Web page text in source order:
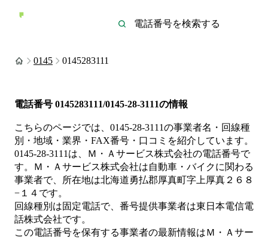
0145 0145283111
電話番号 0145283111/0145-28-3111の情報
こちらのページでは、 0145-28-3111の事業者名・回線種
別・地域・業界・FAX番号・口コミを紹介しています。
0145-28-3111 は、 Ｍ・Ａサービス株式会社の電話番号で
す。
Ｍ・Ａサービス株式会社は自動車・バイクに関わる
事業者で、所在地は北海道勇払郡厚真町字上厚真２６８
−１４ です。
回線種別は固定電話で、番号提供事業者は東日本電信電
話株式会社です。
この電話番号を保有する事業者の最新情報はＭ・Ａサー